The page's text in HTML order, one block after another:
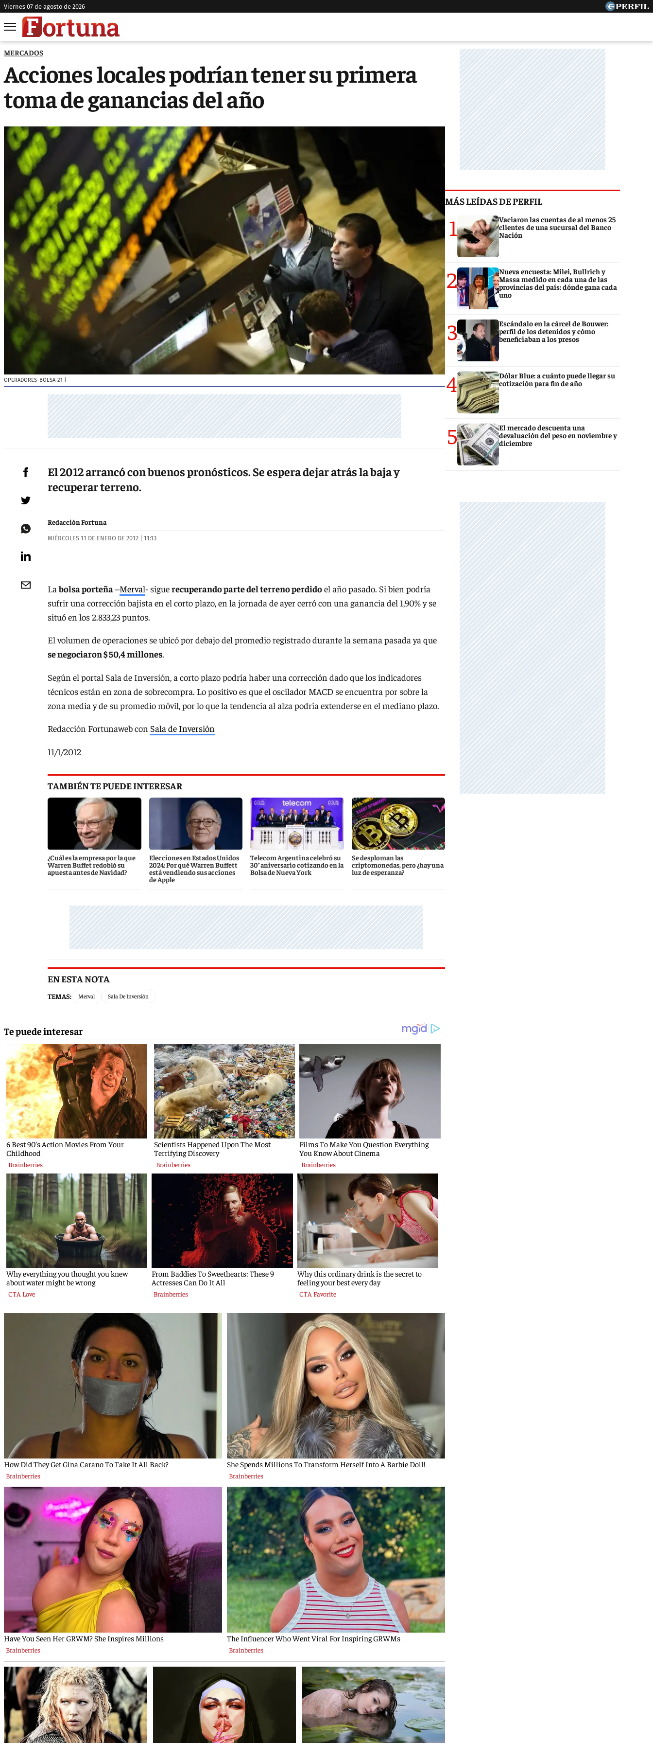
viernes 07 de agosto de 2026
MERCADOS
Acciones locales podrían tener su primera
toma de ganancias del año
OPERADORES-BOLSA-21
El 2012 arrancó con buenos pronósticos. Se espera dejar atrás la baja y
recuperar terreno.
Redacción Fortuna
MIÉRCOLES 11 DE ENERO DE 2012 | 11:13
Labolsa porteña –Merval- siguerecuperando parte del terreno perdidoel año pasado. Si bien podría
sufrir una corrección bajista en el corto plazo, en la jornada de ayer cerró con una ganancia del 1,90% y se
situó en los 2.833,23 puntos.
El volumen de operaciones se ubicó por debajo del promedio registrado durante la semana pasada ya que
se negociaron $ 50,4 millones.
Según el portal Sala de Inversión, a corto plazo podría haber una corrección dado que los indicadores
técnicos están en zona de sobrecompra. Lo positivo es que el oscilador MACD se encuentra por sobre la
zona media y de su promedio móvil, por lo que la tendencia al alza podría extenderse en el mediano plazo.
Redacción Fortunaweb con Sala de Inversión
11/1/2012
TAMBIÉN TE PUEDE INTERESAR
¿Cuál es la empresa por la que
Warren Buffet redobló su
apuesta antes de Navidad?
Elecciones en Estados Unidos
2024: Por qué Warren Buffett
está vendiendo sus acciones
de Apple
Telecom Argentina celebró su
30° aniversario cotizando en la
Bolsa de Nueva York
Se desploman las
criptomonedas, pero ¿hay una
luz de esperanza?
EN ESTA NOTA
TEMAS: Merval Sala De Inversión
MÁS LEÍDAS DE PERFIL
1
Vaciaron las cuentas de al menos 25
clientes de una sucursal del Banco
Nación
2
Nueva encuesta: Milei, Bullrich y
Massa medido en cada una de las
provincias del país: dónde gana cada
uno
3
Escándalo en la cárcel de Bouwer:
perfil de los detenidos y cómo
beneficiaban a los presos
4
Dólar Blue: a cuánto puede llegar su
cotización para fin de año
5
El mercado descuenta una
devaluación del peso en noviembre y
diciembre